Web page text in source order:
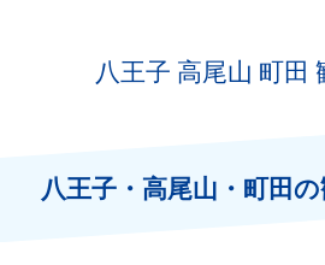
八王子 高尾山 町田
八王子・高尾山・町田